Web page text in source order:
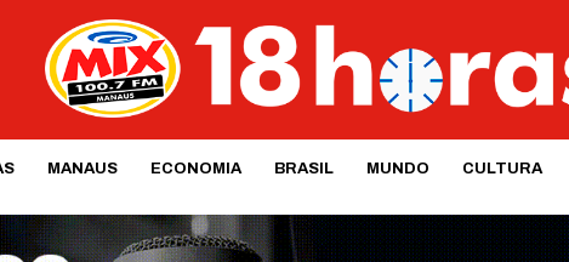
MANAUS ECONOMIA BRASIL MUNDO CULTURA